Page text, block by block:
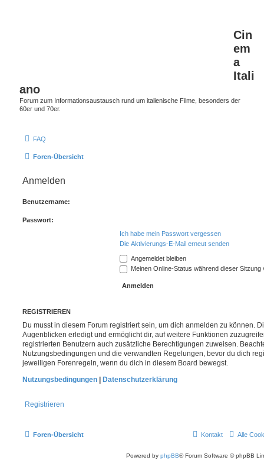
Cin
em
a
Itali
ano
Forum zum Informationsaustausch rund um italienische Filme, besonders der
60er und 70er.
FAQ
Foren-Übersicht
Anmelden
Benutzername:
Passwort:
Ich habe mein Passwort vergessen
Die Aktivierungs-E-Mail erneut senden
Angemeldet bleiben
Meinen Online-Status während dieser Sitzung
REGISTRIEREN
Du musst in diesem Forum registriert sein, um dich anmelden zu können.
Augenblicken erledigt und ermöglicht dir, auf weitere Funktionen
registrierten Benutzern auch zusätzliche Berechtigungen zuweisen.
Nutzungsbedingungen und die verwandten Regelungen, bevor du dich
jeweiligen Forenregeln, wenn du dich in diesem Board bewegst.
Nutzungsbedingungen
Datenschutzerklärung
Registrieren
Foren-Übersicht Alle
Kontakt
Powered by phpBB® Forum Software © phpBB